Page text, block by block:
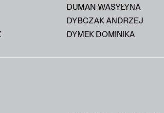
DUMAN WASYŁYNA
DYBCZAK ANDRZEJ
DYMEK DOMINIKA